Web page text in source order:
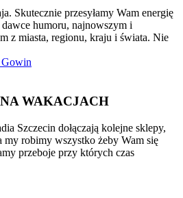
Skutecznie przesyłamy Wam energię
humoru, najnowszym i
z miasta, regionu, kraju i świata. Nie
Gowin
WAKACJACH
Szczecin dołączają kolejne sklepy,
robimy wszystko żeby Wam się
przeboje przy których czas